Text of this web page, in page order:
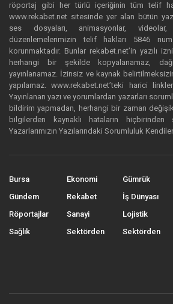
röportaj gibi her türlü içeriğinin tüm telif
www.rekabet.net sitesinde yer alan bütün
ses dosyaları, animasyonlar,
düzenlemelerimizin telif hakları 5846
korunmaktadır. Bunlar rekabet.net’in yazılı
herhangi bir şekilde kopyalanamaz,
yayınlanamaz. İzinsiz ve kaynak
yapılamaz. www.rekabet.net’teki harici
Yayınlanan yazı ve yorumlardan yazarları
bildirim yapmadan, herhangi bir zaman
bilgilerden kaynaklı hataların
Yazarlarımızın Yazılarındaki Sorumluluk
Bursa
Gündem
Röportajlar
Sağlık
Ekonomi
Rekabet
Sanayi
Sektörden
Gümrük
İş Dünyası
Lojistik
Sektörden